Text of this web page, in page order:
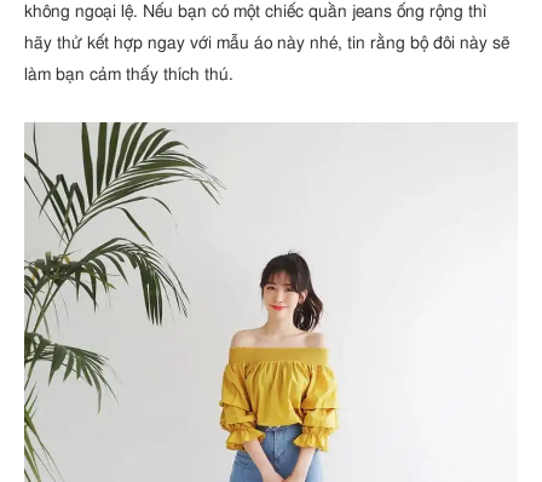
không ngoại lệ. Nếu bạn có một chiếc quần jeans ống rộng thì
hãy thử kết hợp ngay với mẫu áo này nhé, tin rằng bộ đôi này sẽ
làm bạn cảm thấy thích thú.